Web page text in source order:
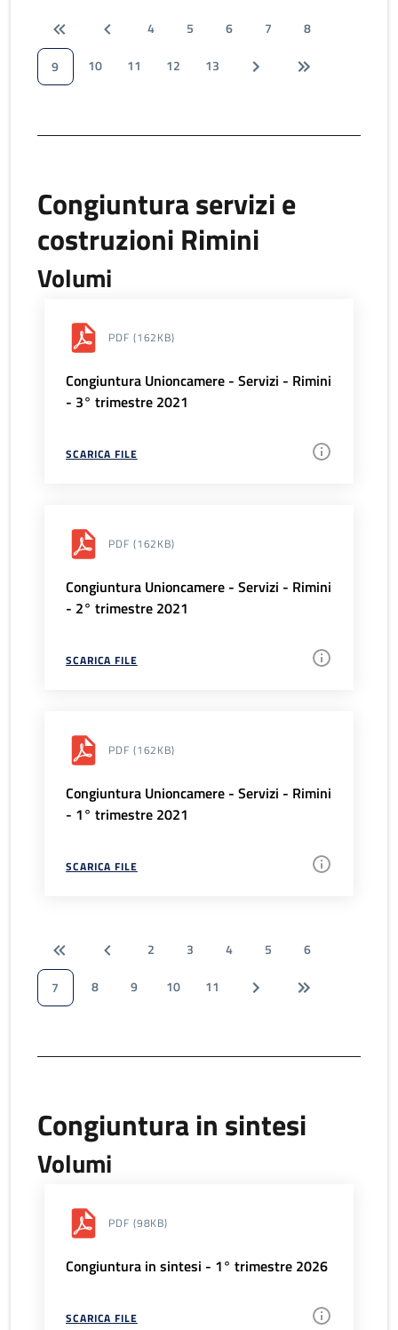
4 5 6 7
8
9
10 11 12 13
Congiuntura servizi e
costruzioni Rimini
Volumi
PDF (162KB)
Congiuntura Unioncamere - Servizi - Rimini
- 3° trimestre 2021
SCARICA FILE
PDF (162KB)
Congiuntura Unioncamere - Servizi - Rimini
- 2° trimestre 2021
SCARICA FILE
PDF (162KB)
Congiuntura Unioncamere - Servizi - Rimini
- 1° trimestre 2021
SCARICA FILE
2 3 4 5
6
7
8 9 10 11
Congiuntura in sintesi
Volumi
PDF (98KB)
Congiuntura in sintesi - 1° trimestre 2026
SCARICA FILE